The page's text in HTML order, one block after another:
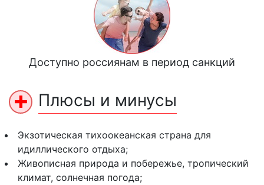
Доступно россиянам в период санкций
Плюсы и минусы
Экзотическая тихоокеанская страна для
идиллического отдыха;
Живописная природа и побережье, тропический
климат, солнечная погода;